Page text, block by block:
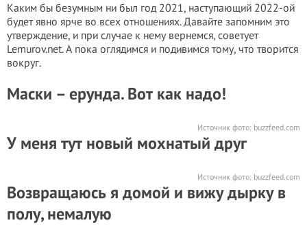
Каким бы безумным ни был год 2021, наступающий 2022-ой
будет явно ярче во всех отношениях. Давайте запомним это
утверждение, и при случае к нему вернемся, советует
Lemurov.net. А пока оглядимся и подивимся тому, что творится
вокруг.
Маски – ерунда. Вот как надо!
Источник фото: buzzfeed.com
У меня тут новый мохнатый друг
Источник фото: buzzfeed.com
Возвращаюсь я домой и вижу дырку в
полу, немалую